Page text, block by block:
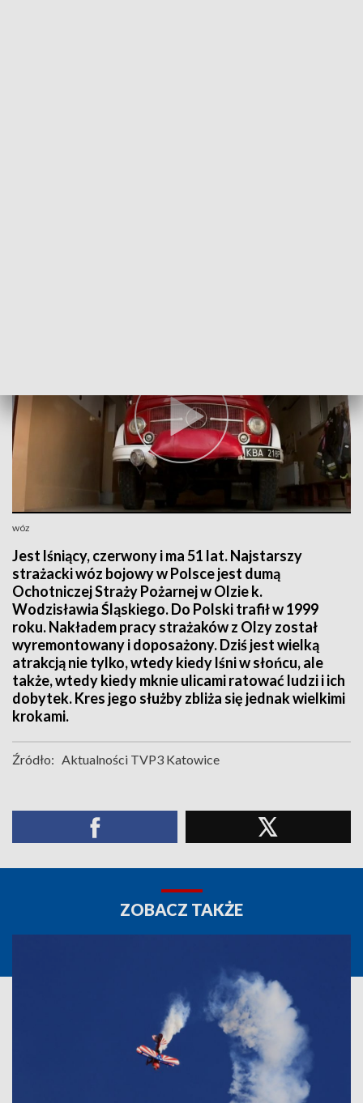
wóz
Jest lśniący, czerwony i ma 51 lat. Najstarszy
strażacki wóz bojowy w Polsce jest dumą
Ochotniczej Straży Pożarnej w Olzie k.
Wodzisławia Śląskiego. Do Polski trafił w 1999
roku. Nakładem pracy strażaków z Olzy został
wyremontowany i doposażony. Dziś jest wielką
atrakcją nie tylko, wtedy kiedy lśni w słońcu, ale
także, wtedy kiedy mknie ulicami ratować ludzi i ich
dobytek. Kres jego służby zbliża się jednak wielkimi
krokami.
Źródło: Aktualności TVP3 Katowice
ZOBACZ TAKŻE